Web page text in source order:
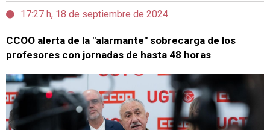
17:27 h, 18 de septiembre de 2024
CCOO alerta de la "alarmante" sobrecarga de los
profesores con jornadas de hasta 48 horas